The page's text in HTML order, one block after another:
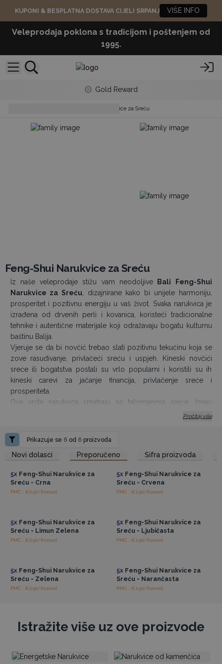
KUPONI & BESPLATNA DOSTAVA CIJELI SRPANJ VIŠE INFO
Veleprodaja poklona s tradicijom i poštenjem od
1995.
Gold Reward
Feng-Shui Narukvice za Sreću
Feng-Shui Narukvice za Sreću
Iz naše veleprodaje stižu vam neodoljiveBali Feng-Shui
Narukvice za Sreću, dizajnirane kako bi unijele harmoniju,
prosperitet i pozitivnu energiju u vaš život. Svaka narukvica je
izrađena od drvenih perli i kovanica, koristeći tradicionalne
tehnike i autentične materijale koji odražavaju bogatu kulturnu
baštinu Balija.
Vjeruje se da bi novčić trebao slati pozitivnu tekućinu koja se
zove rasuđivanje, privlačeći sreću i uspjeh. Kineski novčići
sreće ili bogatstva postali su vrlo popularni i koristili su ih
kineski carevi za jačanje financija, privlačenje sreće i
prosperiteta.
Ove vrste narukvica smatraju se talismanima sreće. Imaju
kvadrat u sredini, čvrsto stegnut užetom u boji i drvenim
Osvježite svoju ponudu s ovim inspirativnim proizvodom koji
spaja ljepotu, duhovnost i funkcionalnost.
Vaši kupci će cijeniti priliku da otkriju snagu i blagodati
svakodnevnom životu.
Pročitaj više
Prikazuje se 6 od 6 proizvoda
Novi dolasci Preporučeno Šifra proizvoda
Pristup veleprodajnim
cijenama
5x Feng-Shui Narukvice za
Sreću - Crna
PMC : €2.50/Komad
Pristup veleprodajnim
cijenama
5x Feng-Shui Narukvice za
Sreću - Crvena
PMC : €2.50/Komad
5x Feng-Shui Narukvice za
Sreću - Limun Zelena
PMC : €2.50/Komad
5x Feng-Shui Narukvice za
Sreću - Ljubičasta
PMC : €2.50/Komad
5x Feng-Shui Narukvice za
Sreću - Zelena
PMC : €2.50/Komad
5x Feng-Shui Narukvice za
Sreću - Narančasta
PMC : €2.50/Komad
Istražite više uz ove proizvode